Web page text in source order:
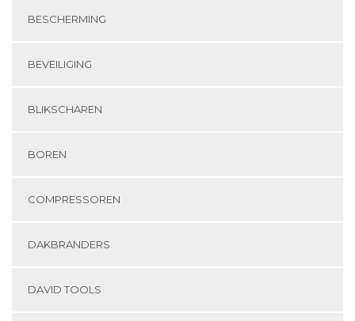
BESCHERMING
BEVEILIGING
BLIKSCHAREN
BOREN
COMPRESSOREN
DAKBRANDERS
DAVID TOOLS